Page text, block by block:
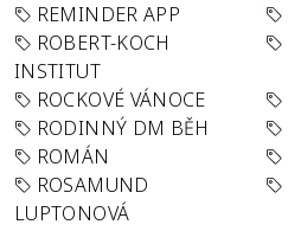
REMINDER APP
ROBERT-KOCH
INSTITUT
ROCKOVÉ VÁNOCE
RODINNÝ DM BĚH
ROMÁN
ROSAMUND
LUPTONOVÁ